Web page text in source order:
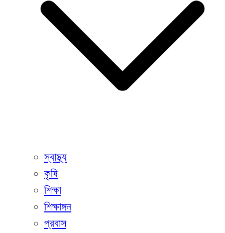
স্বাস্থ্য
কৃষি
শিক্ষা
শিক্ষাঙ্গন
প্রবাস